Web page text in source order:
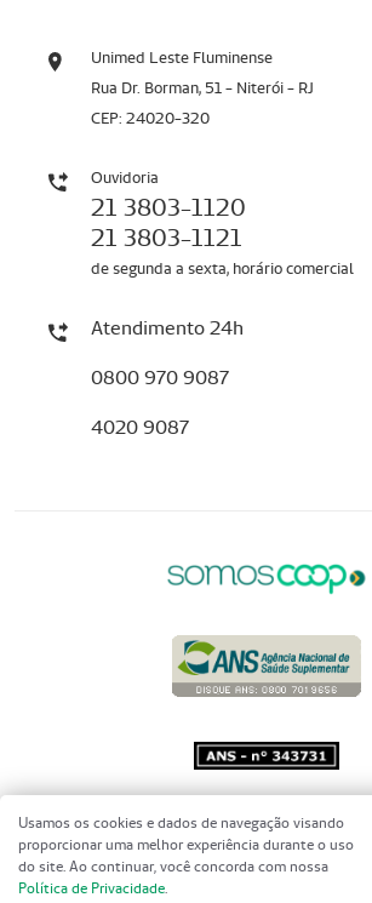
Unimed Leste Fluminense
Rua Dr. Borman, 51 - Niterói - RJ
CEP: 24020-320
Ouvidoria
21 3803-1120
21 3803-1121
de segunda a sexta, horário comercial
Atendimento 24h
0800 970 9087
4020 9087
Copyright 2001 - 2026 Unimed do
Brasil - Todos os direitos reservados
Usamos os cookies e dados de navegação visando
proporcionar uma melhor experiência durante o uso
do site. Ao continuar, você concorda com nossa
Política de Privacidade.